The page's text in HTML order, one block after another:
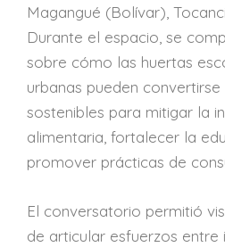
Magangué (Bolívar),
Durante el espacio, se
sobre cómo las huertas
urbanas pueden
sostenibles para mitigar la
alimentaria, fortalecer la
promover prácticas de
El conversatorio permitió
de articular esfuerzos entre